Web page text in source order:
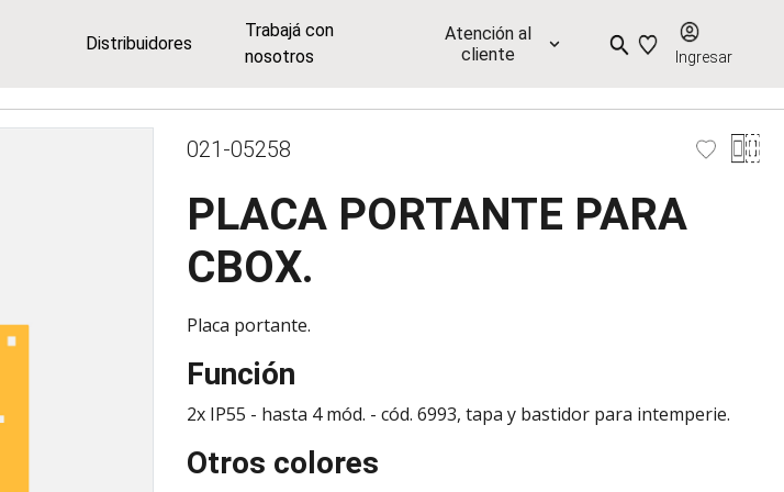
Distribuidores
Trabajá con
nosotros
Atención al
cliente
Ingresar
021-05258
PLACA PORTANTE PARA
CBOX.
Placa portante.
Función
2x IP55 - hasta 4 mód. - cód. 6993, tapa y bastidor para intemperie.
Otros colores